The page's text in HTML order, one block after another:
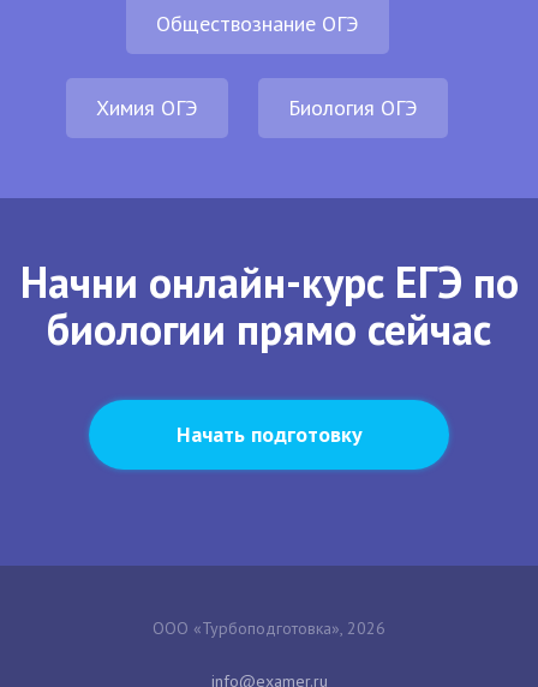
Обществознание ОГЭ
Химия ОГЭ Биология ОГЭ
Начни онлайн-курс ЕГЭ по
биологии прямо сейчас
Начать подготовку
ООО «Турбоподготовка», 2026